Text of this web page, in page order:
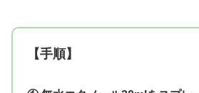
【手順】